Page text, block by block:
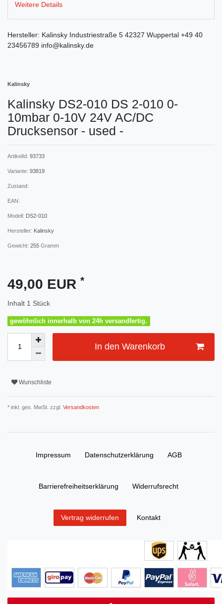
Weitere Details
Hersteller: Kalinsky Industriestraße 5 42327 Wuppertal +49 40
23456789 info@kalinsky.de
Kalinsky
Kalinsky DS2-010 DS 2-010 0-
10mbar 0-10V 24V AC/DC
Drucksensor - used -
ArtikelId: 93733
Variante: 93819
Zustand:
EAN:
Modell: DS2-010
Hersteller: Kalinsky
Gewicht: 255 Gramm
49,00 EUR *
Inhalt 1 Stück
gewöhnlich innerhalb von 24h versandfertig.
In den Warenkorb
Wunschliste
* inkl. ges. MwSt. zzgl. Versandkosten
Impressum Daten­schutz­erklärung AGB
Barrierefreiheitserklärung Widerrufs­recht
Vertrag widerrufen Kontakt